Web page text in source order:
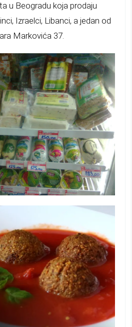
u Beogradu koja prodaju
Izraelci, Libanci, a jedan od
Markovića 37.